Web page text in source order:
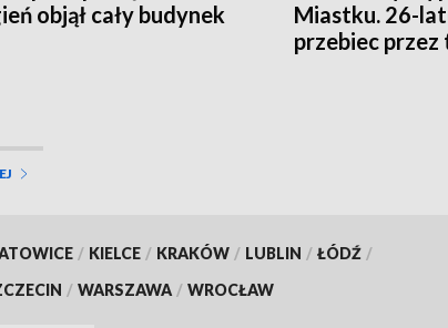
objął cały budynek
Miastku. 26-
przebiec
/ KIELCE / KRAKÓW / LUBLIN / ŁÓDŹ /
/ WARSZAWA / WROCŁAW